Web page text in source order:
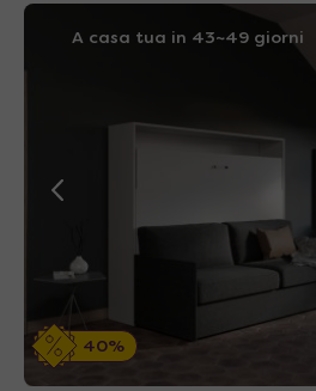
A casa tua in 43~49 giorni
40%